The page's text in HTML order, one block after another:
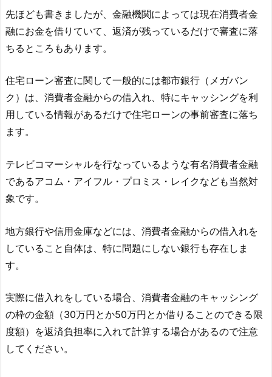
先ほども書きましたが、金融機関によっては現在消費者金
融にお金を借りていて、返済が残っているだけで審査に落
ちるところもあります。
住宅ローン審査に関して一般的には都市銀行（メガバン
ク）は、消費者金融からの借入れ、特にキャッシングを利
用している情報があるだけで住宅ローンの事前審査に落ち
ます。
テレビコマーシャルを行なっているような有名消費者金融
であるアコム・アイフル・プロミス・レイクなども当然対
象です。
地方銀行や信用金庫などには、消費者金融からの借入れを
していること自体は、特に問題にしない銀行も存在しま
す。
実際に借入れをしている場合、消費者金融のキャッシング
の枠の金額（30万円とか50万円とか借りることのできる限
度額）を返済負担率に入れて計算する場合があるので注意
してください。